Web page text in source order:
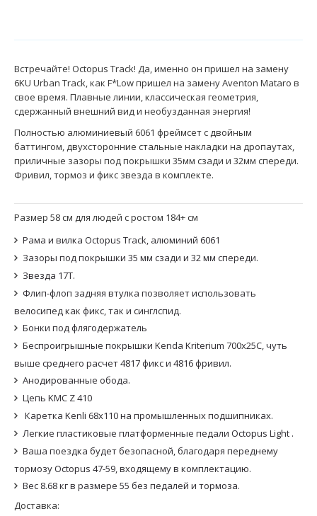
Встречайте! Octopus Track! Да, именно он пришел на замену
6KU Urban Track, как F*Low пришел на замену Aventon Mataro в
свое время. Плавные линии, классическая геометрия,
сдержанный внешний вид и необузданная энергия!
Полностью алюминиевый 6061 фреймсет с двойным
баттингом, двухсторонние стальные накладки на дропаутах,
приличные зазоры под покрышки 35мм сзади и 32мм спереди.
Фривил, тормоз и фикс звезда в комплекте.
Размер 58 см для людей с ростом 184+ см
Рама и вилка Octopus Track, алюминий 6061
Зазоры под покрышки 35 мм сзади и 32 мм спереди.
Звезда 17Т.
Флип-флоп задняя втулка позволяет использовать
велосипед как фикс, так и синглспид.
Бонки под флягодержатель
Беспроигрышные покрышки Kenda Kriterium 700x25C, чуть
выше среднего расчет 4817 фикс и 4816 фривил.
Анодированные обода.
Цепь KMC Z 410
Каретка Kenli 68x110 на промышленных подшипниках.
Легкие пластиковые платформенные педали Octopus Light .
Ваша поездка будет безопасной, благодаря переднему
тормозу Octopus 47-59, входящему в комплектацию.
Вес 8.68 кг в размере 55 без педалей и тормоза.
Доставка: